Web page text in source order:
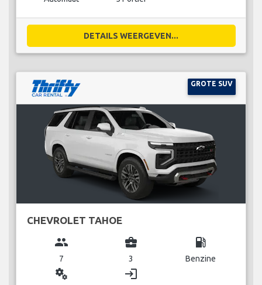
DETAILS WEERGEVEN...
GROTE SUV
CHEVROLET TAHOE
group
7
business_center
3
local_gas_station
Benzine
miscellaneous_services login